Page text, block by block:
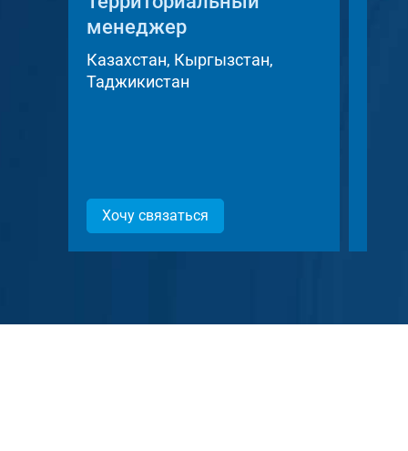
менеджер
Казахстан, Кыргызстан,
Таджикистан
Хочу связаться